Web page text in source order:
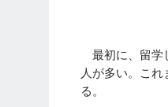
最初に、留学
人が多い。こ
る。